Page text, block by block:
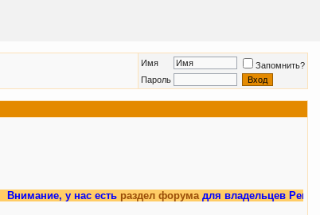
Имя
Запомнить?
Пароль
Внимание, у нас естьраздел форумадля владельцев Рено